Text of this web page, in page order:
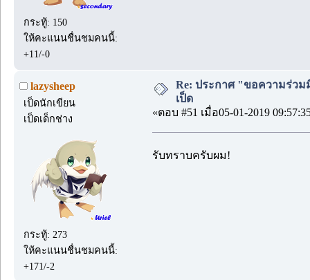
กระทู้: 150
ให้คะแนนชื่นชมคนนี้:
+11/-0
lazysheep
เป็ดนักเขียน
เป็ดเด็กช่าง
กระทู้: 273
ให้คะแนนชื่นชมคนนี้:
+171/-2
Re: ประกาศ "ขอความร่ว
เป็ด
«ตอบ #51 เมื่อ05-01-2019
รับทราบครับผม!